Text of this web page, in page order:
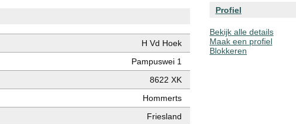
H Vd Hoek
Pampuswei 1
8622 XK
Hommerts
Friesland
Profiel
Bekijk alle details
Maak een profiel
Blokkeren